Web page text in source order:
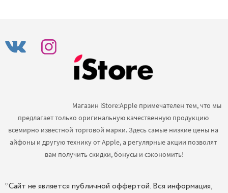
предлагает только оригинальную качественную продукцию
всемирно известной торговой марки. Здесь самые низкие цены на
айфоны и другую технику от Apple, а регулярные акции позволят
вам получить скидки, бонусы и сэкономить!
*Сайт не является публичной оффертой. Вся информация,